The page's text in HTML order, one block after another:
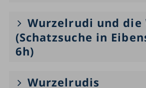
Wurzelrudi und die
(Schatzsuche in
6h)
Wurzelrudis